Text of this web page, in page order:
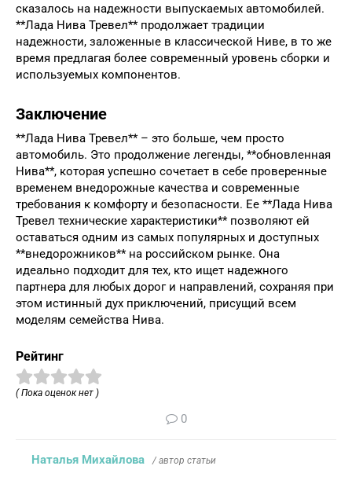
сказалось на надежности выпускаемых автомобилей.
**Лада Нива Тревел** продолжает традиции
надежности, заложенные в классической Ниве, в то же
время предлагая более современный уровень сборки и
используемых компонентов.
Заключение
**Лада Нива Тревел** – это больше, чем просто
автомобиль. Это продолжение легенды, **обновленная
Нива**, которая успешно сочетает в себе проверенные
временем внедорожные качества и современные
требования к комфорту и безопасности. Ее **Лада Нива
Тревел технические характеристики** позволяют ей
оставаться одним из самых популярных и доступных
**внедорожников** на российском рынке. Она
идеально подходит для тех, кто ищет надежного
партнера для любых дорог и направлений, сохраняя при
этом истинный дух приключений, присущий всем
моделям семейства Нива.
Рейтинг
( Пока оценок нет )
0
Наталья Михайлова / автор статьи